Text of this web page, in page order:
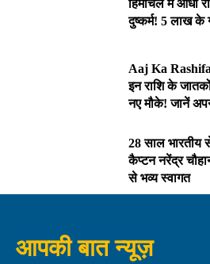
हिमाचल में आधी
दुष्कर्म! 5 लाख के
Aaj Ka
इन राशि के
नए मौके! जानें
28 साल भारतीय
कैप्टन नरेंद्र
से भव्य स्वागत
आपकी बात न्यूज़